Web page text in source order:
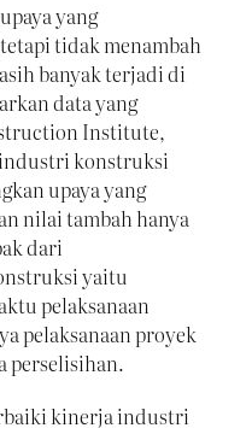
yang
tidak menambah
banyak terjadi di
data yang
Institute,
industri konstruksi
upaya yang
nilai tambah hanya
dari
yaitu
pelaksanaan
pelaksanaan proyek
perselisihan.
kinerja industri